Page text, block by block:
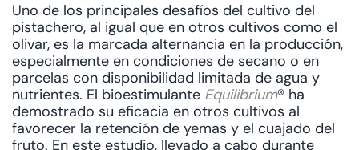
Uno de los principales desafíos del cultivo del
pistachero, al igual que en otros cultivos como el
olivar, es la marcada alternancia en la producción,
especialmente en condiciones de secano o en
parcelas con disponibilidad limitada de agua y
nutrientes. El bioestimulante Equilibrium® ha
demostrado su eficacia en otros cultivos al
favorecer la retención de yemas y el cuajado del
fruto. En este estudio, llevado a cabo durante